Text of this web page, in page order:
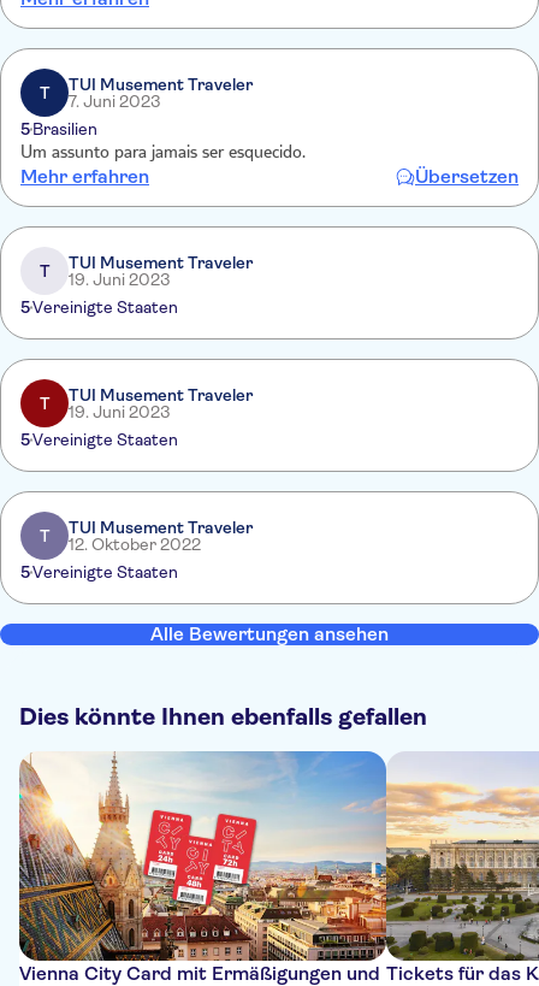
T
TUI Musement Traveler
7. Juni 2023
5Brasilien
Um assunto para jamais ser esquecido.
Mehr erfahren Übersetzen
T
TUI Musement Traveler
19. Juni 2023
5Vereinigte Staaten
T
TUI Musement Traveler
19. Juni 2023
5Vereinigte Staaten
T
TUI Musement Traveler
12. Oktober 2022
5Vereinigte Staaten
Alle Bewertungen ansehen
Dies könnte Ihnen ebenfalls gefallen
Vienna City Card mit Ermäßigungen und Tickets für das